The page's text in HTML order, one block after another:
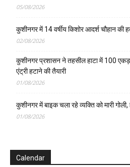
05/08/2026
कुशीनगर में 14 वर्षीय किशोर आदर्श चौहान की
02/08/2026
कुशीनगर प्रशासन ने तहसील हाटा में 100 एकड़
एंट्री हटाने की तैयारी
01/08/2026
कुशीनगर में बाइक चला रहे व्यक्ति को मारी
01/08/2026
Calendar